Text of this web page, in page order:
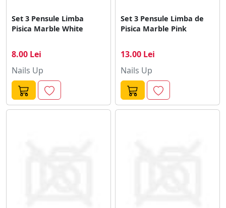
Set 3 Pensule Limba
Pisica Marble White
8.00 Lei
Nails Up
Set 3 Pensule Limba de
Pisica Marble Pink
13.00 Lei
Nails Up